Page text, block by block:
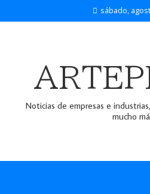
sábado,
Noticias de empresas e
mucho